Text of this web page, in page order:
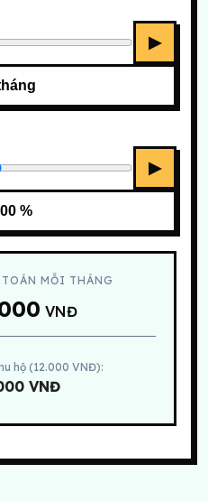
▶
▶
MỖI THÁNG
VNĐ
hộ (12.000 VNĐ):
VNĐ